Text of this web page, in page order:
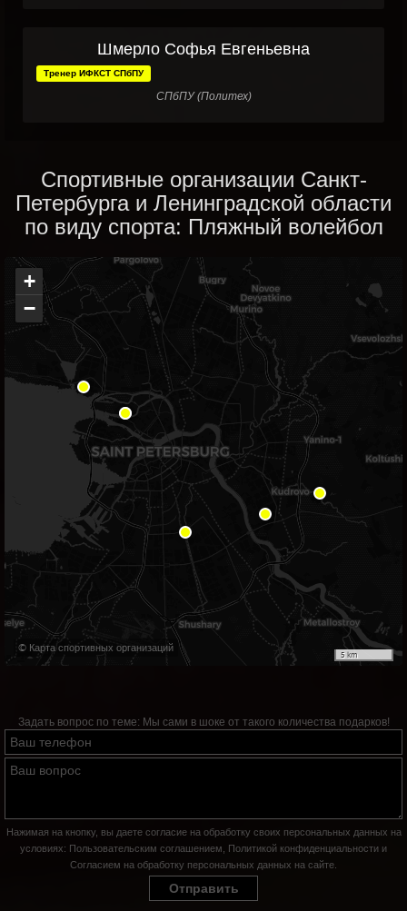
Шмерло Софья Евгеньевна
Тренер ИФКСТ СПбПУ
СПбПУ (Политех)
Спортивные организации Санкт-
Петербурга и Ленинградской области
по виду спорта: Пляжный волейбол
+
−
© Карта спортивных организаций
5 km
Задать вопрос по теме: Мы сами в шоке от такого количества подарков!
Нажимая на кнопку, вы даете согласие на обработку своих персональных данных на
условиях: Пользовательским соглашением Политикой конфиденциальности и
Согласием на обработку персональных данных на сайте
Отправить